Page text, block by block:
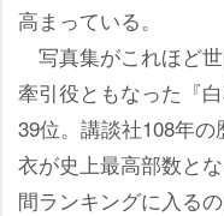
高まっている。
写真集がこれほど
牽引役ともなった『
39位。講談社108年
衣が史上最高部数と
間ランキングに入る